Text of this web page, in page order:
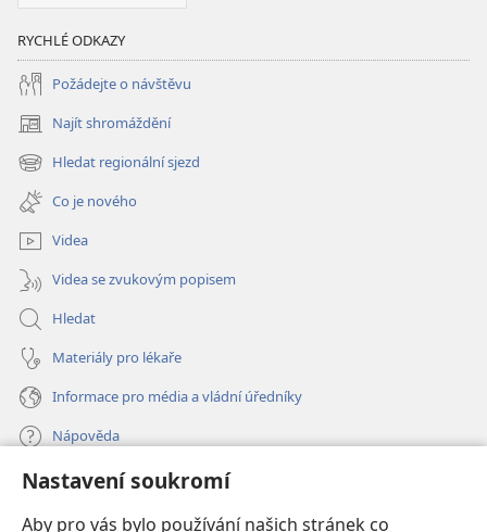
Nastavení soukromí
Aby pro vás bylo používání našich stránek co
RYCHLÉ ODKAZY
Požádejte o návštěvu
Najít shromáždění
(otevřeno
nové
okno)
Hledat regionální sjezd
(otevřeno
nové
okno)
Co je nového
Videa
Videa se zvukovým popisem
Hledat
Materiály pro lékaře
Informace pro média a vládní úředníky
Nápověda
Dary
nové